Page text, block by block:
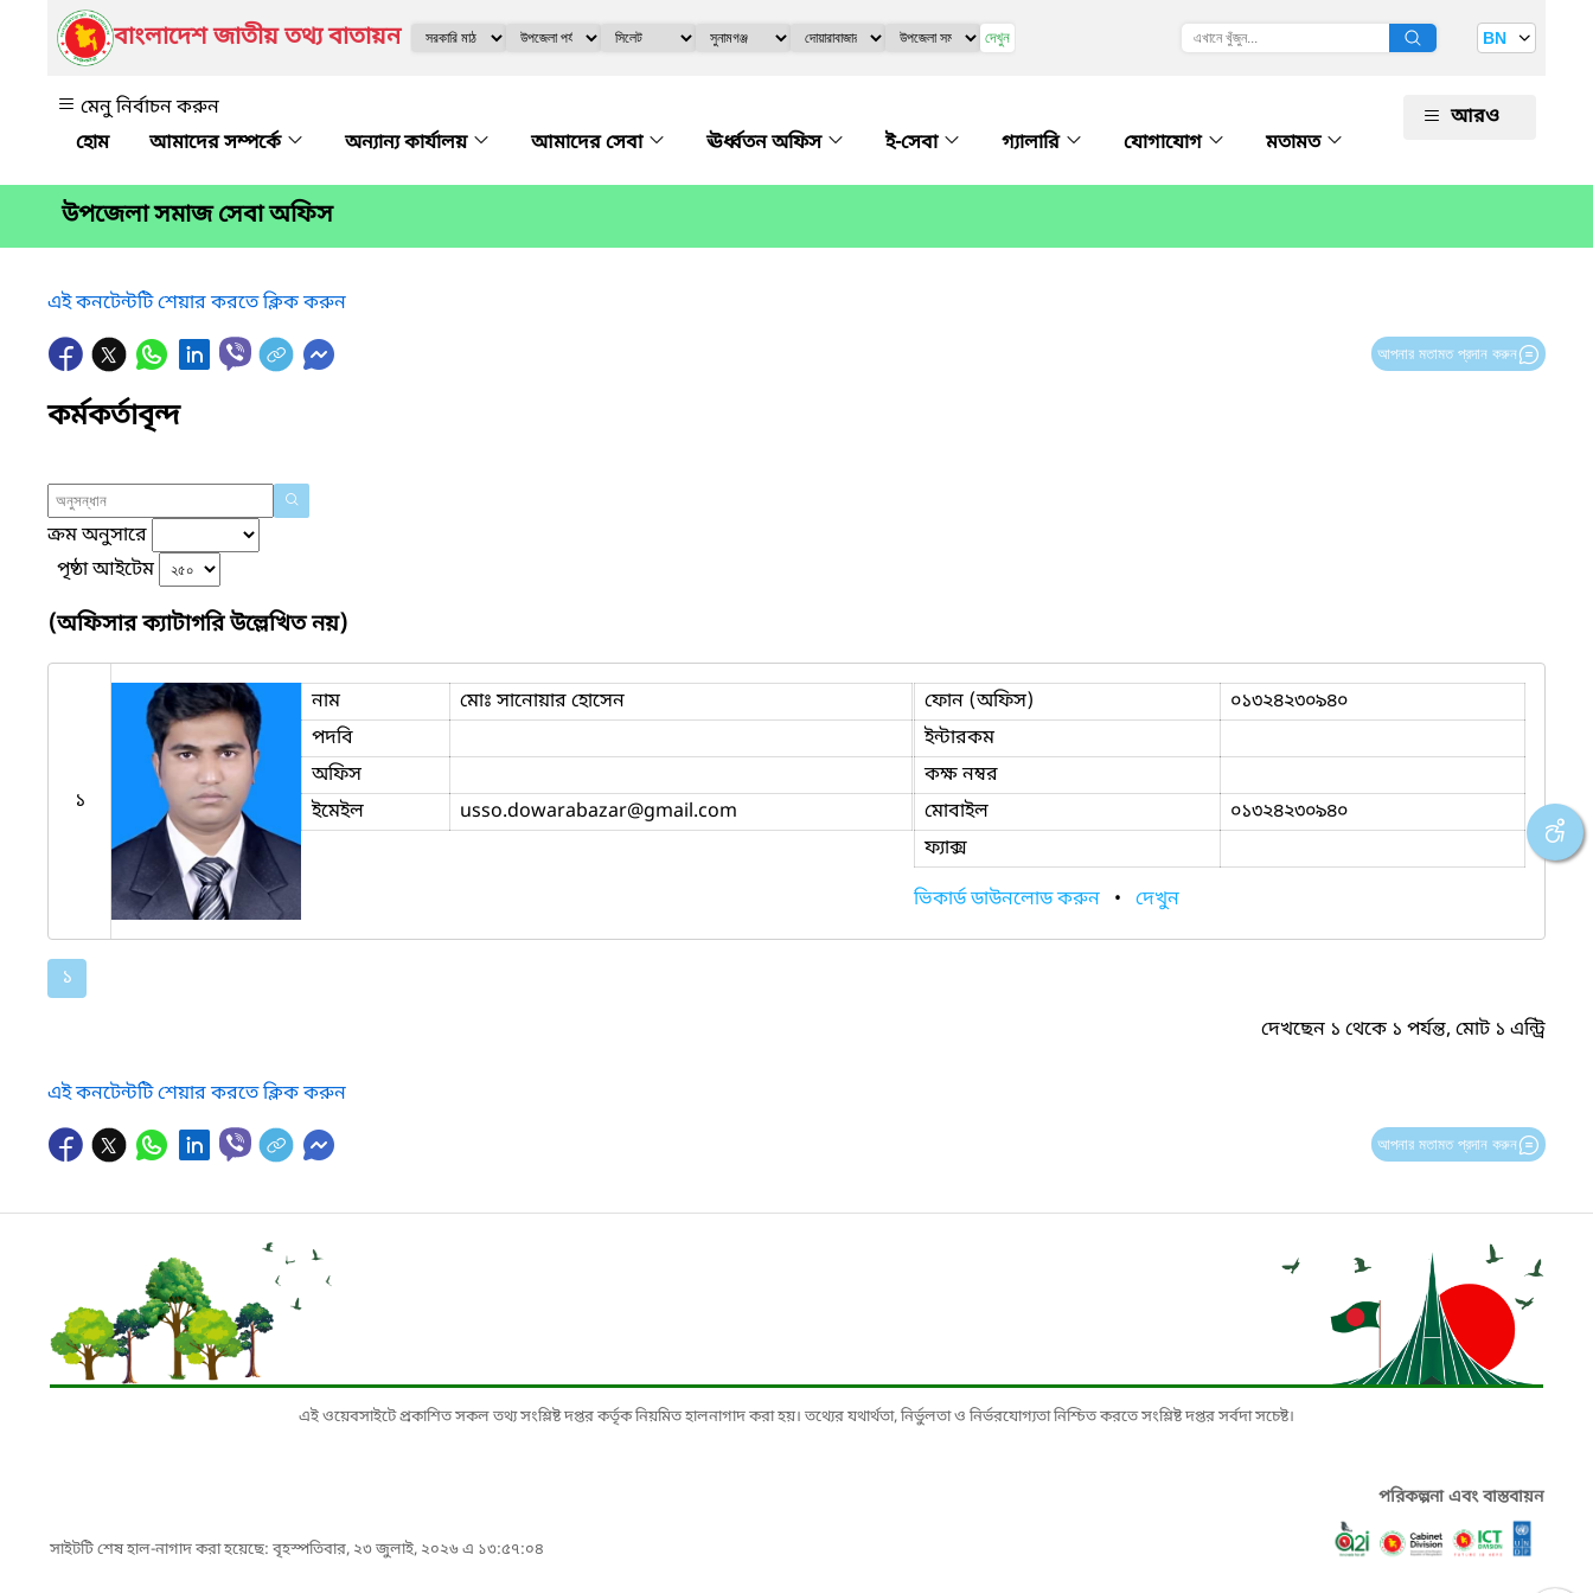
বাংলাদেশ জাতীয় তথ্য বাতায়ন দেখুন BN
মেনু নির্বাচন করুন
আমাদের সম্পর্কে
অন্যান্য কার্যালয় আমাদের সেবা ঊর্ধ্বতন অফিস ই-সেবা গ্যালারি যোগাযোগ মতামত
আরও
উপজেলা সমাজ সেবা অফিস
এই কনটেন্টটি শেয়ার করতে ক্লিক করুন
আপনার মতামত প্রদান করুন
কর্মকর্তাবৃন্দ
ক্রম অনুসারে
পৃষ্ঠা আইটেম
(অফিসার ক্যাটাগরি উল্লেখিত নয়)
১
নাম
মোঃ সানোয়ার হোসেন
পদবি
অফিস
ইমেইল
usso.dowarabazar@gmail.com
ফোন (অফিস)
০১৩২৪২৩০৯৪০
ইন্টারকম
কক্ষ নম্বর
মোবাইল
০১৩২৪২৩০৯৪০
ফ্যাক্স
ভিকার্ড ডাউনলোড করুন • দেখুন
১
দেখছেন ১ থেকে ১ পর্যন্ত, মোট ১ এন্ট্রি
এই কনটেন্টটি শেয়ার করতে ক্লিক করুন
আপনার মতামত প্রদান করুন
এই ওয়েবসাইটে প্রকাশিত সকল তথ্য সংশ্লিষ্ট দপ্তর কর্তৃক নিয়মিত হালনাগাদ করা হয়। তথ্যের যথার্থতা, নির্ভুলতা ও নির্ভরযোগ্যতা নিশ্চিত করতে সংশ্লিষ্ট দপ্তর সর্বদা সচেষ্ট।
সাইটটি শেষ হাল-নাগাদ করা হয়েছে: বৃহস্পতিবার, ২৩ জুলাই, ২০২৬ এ ১৩:৫৭:০৪
পরিকল্পনা এবং বাস্তবায়ন